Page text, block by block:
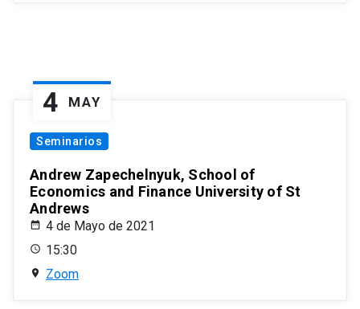
4 MAY
Seminarios
Andrew Zapechelnyuk, School of
Economics and Finance University of St
Andrews
4 de Mayo de 2021
15:30
Zoom